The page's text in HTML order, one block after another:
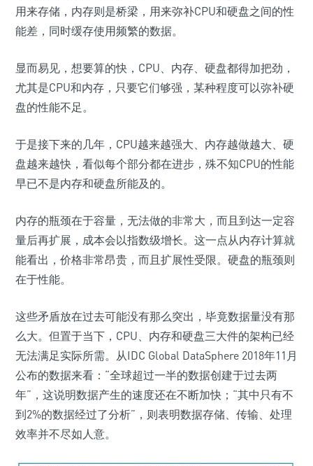
用来存储，内存则是桥梁，用来弥补CPU和硬盘之间的性
能差，同时缓存使用频繁的数据。
显而易见，想要算的快，CPU、内存、硬盘都得加把劲，
尤其是CPU和内存，只要它们够强，某种程度可以弥补硬
盘的性能不足。
于是接下来的几年，CPU越来越强大、内存越做越大、硬
盘越来越快，看似每个部分都在进步，殊不知CPU的性能
早已不是内存和硬盘所能及的。
内存的瓶颈在于容量，无法做的非常大，而且到达一定容
量后再扩展，成本会以指数级增长。这一点从内存计算就
能看出，价格非常昂贵，而且扩展性受限。硬盘的瓶颈则
在于性能。
这些矛盾放在过去可能没有那么突出，毕竟数据量没有那
么大。但置于当下，CPU、内存和硬盘三大件的架构已经
无法满足实际所需。从IDC Global DataSphere 2018年11月
公布的数据来看：“全球超过一半的数据创建于过去两
年”，这说明数据产生的速度还在不断加快；“其中只有不
到2%的数据经过了分析”，则表明数据存储、传输、处理
效率并不尽如人意。